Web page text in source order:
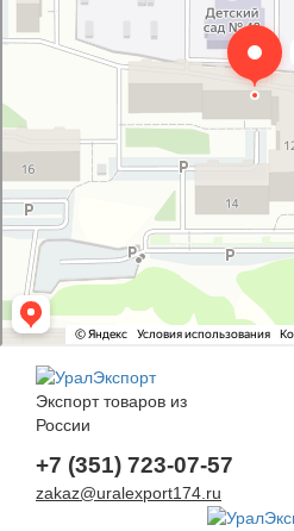
Экспорт товаров из
России
+7 (351) 723-07-57
zakaz@uralexport174.ru